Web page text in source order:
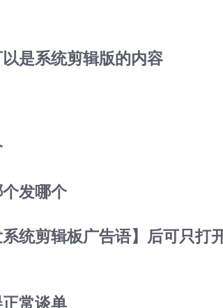
是系统剪辑版的内容
发哪个
统剪辑板广告语】后可只打
常谈单